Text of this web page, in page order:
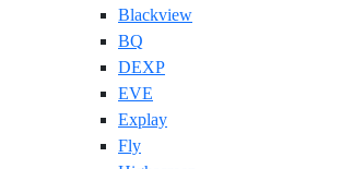
Blackview
BQ
DEXP
EVE
Explay
Fly